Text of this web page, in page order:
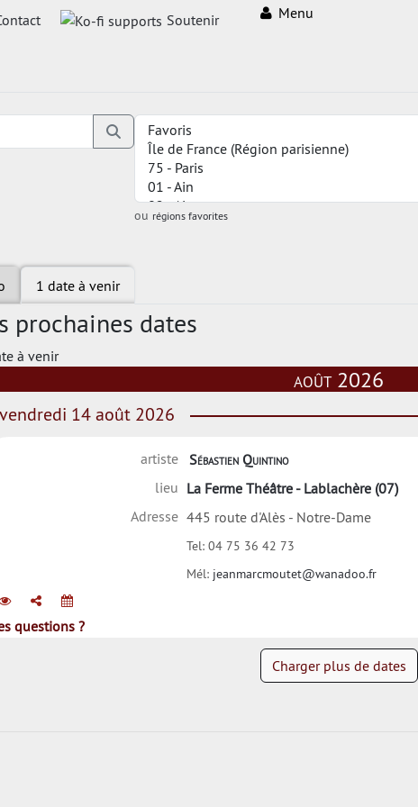
Soutenir Menu
ou régions favorites
1 date à venir
prochaines dates
à venir
août 2026
vendredi 14 août 2026
artiste
Sébastien Quintino
lieu La Ferme Théâtre - Lablachère (07)
Adresse 445 route d'Alès - Notre-Dame
Tel:04 75 36 42 73
Mél: jeanmarcmoutet@wanadoo.fr
questions ?
Charger plus de dates